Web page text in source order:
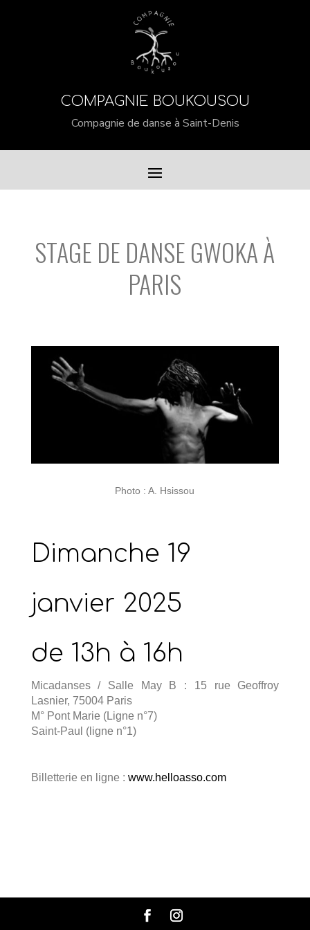
COMPAGNIE BOUKOUSOU
Compagnie de danse à Saint-Denis
STAGE DE DANSE GWOKA À
PARIS
Photo : A. Hsissou
Dimanche 19
janvier 2025
de 13h à 16h
Micadanses / Salle May B : 15 rue Geoffroy
Lasnier, 75004 Paris
M° Pont Marie (Ligne n°7)
Saint-Paul (ligne n°1)
Billetterie en ligne : www.helloasso.com